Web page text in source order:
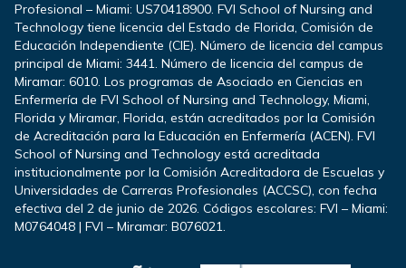
Profesional – Miami: US70418900. FVI School of Nursing and
Technology tiene licencia del Estado de Florida, Comisión de
Educación Independiente (CIE). Número de licencia del campus
principal de Miami: 3441. Número de licencia del campus de
Miramar: 6010. Los programas de Asociado en Ciencias en
Enfermería de FVI School of Nursing and Technology, Miami,
Florida y Miramar, Florida, están acreditados por la Comisión
de Acreditación para la Educación en Enfermería (ACEN). FVI
School of Nursing and Technology está acreditada
institucionalmente por la Comisión Acreditadora de Escuelas y
Universidades de Carreras Profesionales (ACCSC), con fecha
efectiva del 2 de junio de 2026. Códigos escolares: FVI – Miami:
M0764048 | FVI – Miramar: B076021.